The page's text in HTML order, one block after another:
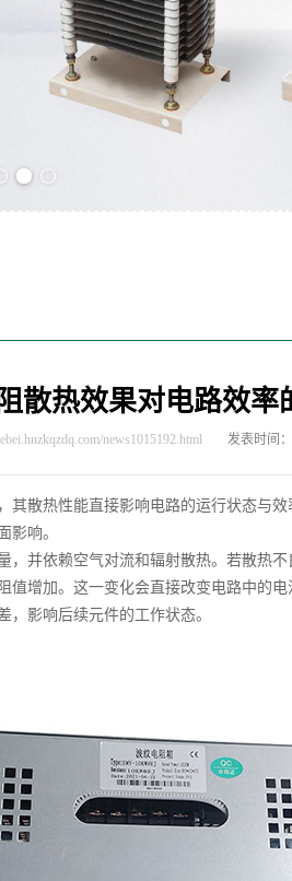
散热效果对电路效率
news1015192.html 发表时间
其散热性能直接影响电路的运行状态与
影响。
并依赖空气对流和辐射散热。若散热不
值增加。这一变化会直接改变电路中的
，影响后续元件的工作状态。